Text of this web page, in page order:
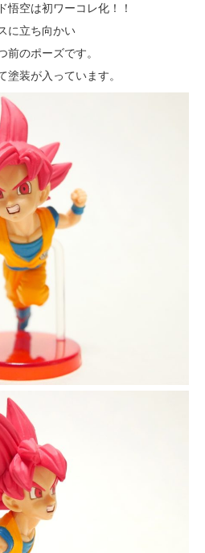
悟空は初ワーコレ化！！
に立ち向かい
前のポーズです。
塗装が入っています。